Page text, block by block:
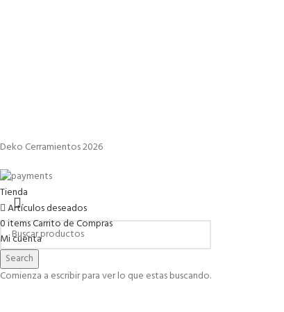
Deko Cerramientos 2026
Search
Comienza a escribir para ver lo que estas buscando.
Tienda
Artículos deseados
0itemsCarrito de Compras
Mi cuenta